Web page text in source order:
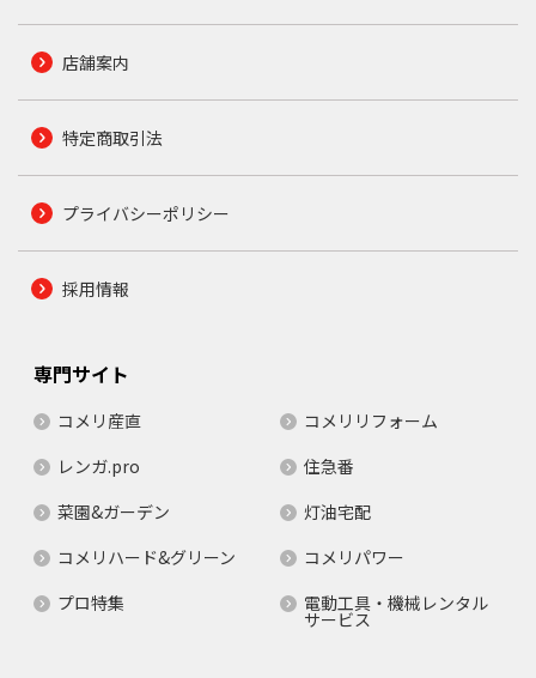
店舗案内
特定商取引法
プライバシーポリシー
採用情報
専門サイト
コメリ産直
コメリリフォーム
レンガ.pro
住急番
菜園&ガーデン
灯油宅配
コメリハード&グリーン
コメリパワー
プロ特集
電動工具・機械レンタル
サービス